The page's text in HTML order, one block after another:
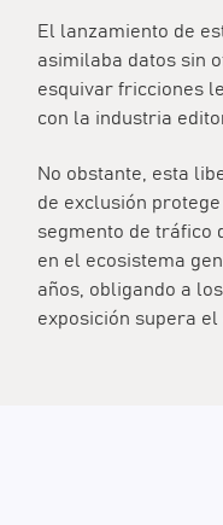
El lanzamiento de
asimilaba datos sin
esquivar fricciones
con la industria
No obstante, esta
de exclusión
segmento de tráfico
en el ecosistema
años, obligando a
exposición supera